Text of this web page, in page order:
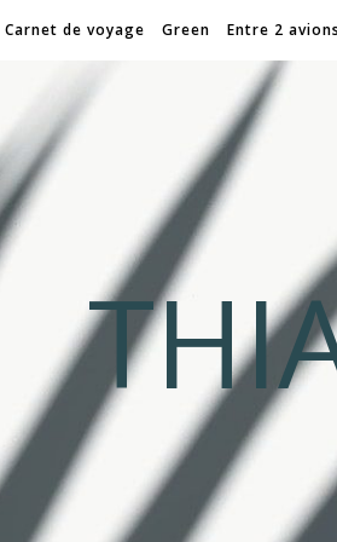
Carnet de voyage Green Entre 2 avions